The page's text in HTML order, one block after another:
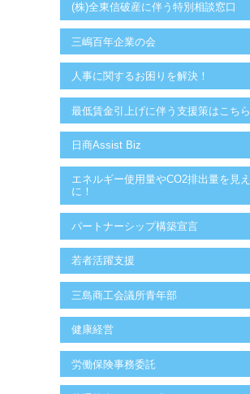
(株)全東信破産に伴う特別相談窓口
三嶋百年企業の会
人事に関するお困りを解決！
最低賃金引上げに伴う支援策はこちら
日商Assist Biz
エネルギー使用量やCO2排出量を見
に！
パートナーシップ構築宣言
若者活躍支援
三島商工会議所青年部
健康経営
労働保険事務委託